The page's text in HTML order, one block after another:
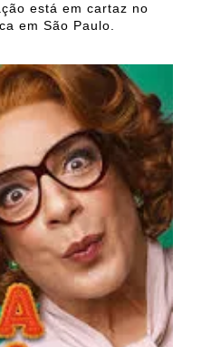
está em cartaz no
em São Paulo.